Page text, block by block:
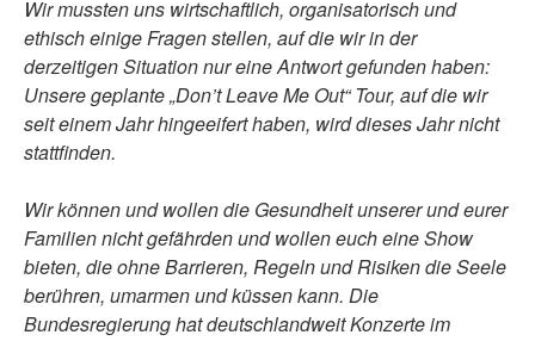
Wir mussten uns wirtschaftlich, organisatorisch und
ethisch einige Fragen stellen, auf die wir in der
derzeitigen Situation nur eine Antwort gefunden haben:
Unsere geplante „Don’t Leave Me Out“ Tour, auf die wir
seit einem Jahr hingeeifert haben, wird dieses Jahr nicht
stattfinden.
Wir können und wollen die Gesundheit unserer und eurer
Familien nicht gefährden und wollen euch eine Show
bieten, die ohne Barrieren, Regeln und Risiken die Seele
berühren, umarmen und küssen kann. Die
Bundesregierung hat deutschlandweit Konzerte im